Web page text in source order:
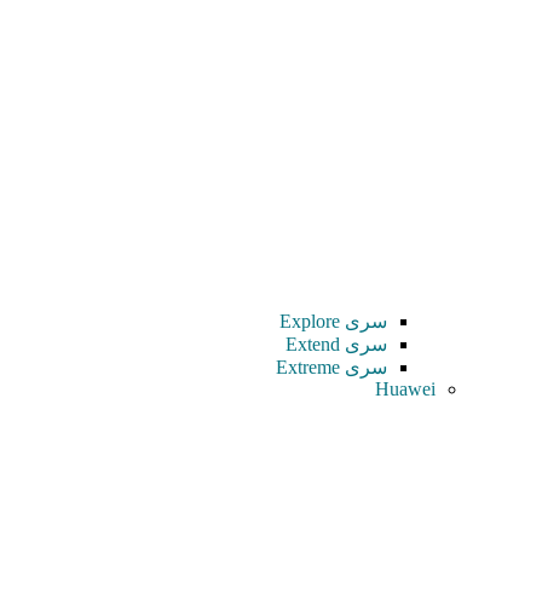
سری Explore
سری Extend
سری Extreme
Huawei